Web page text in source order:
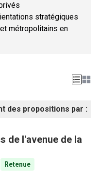
stratégiques
métropolitains en
des propositions par :
de l'avenue de la
Retenue